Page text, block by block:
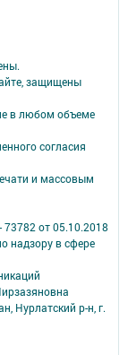
защищены
в любом объеме
согласия
и массовым
от 05.10.2018
надзору в сфере
Нурлатский р-н, г.